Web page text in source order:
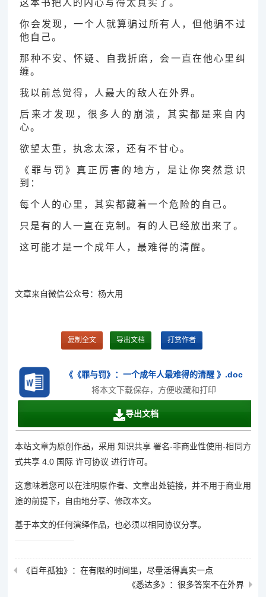
这本书把人的内心写得太真实了。
你会发现，一个人就算骗过所有人，但他骗不过
他自己。
那种不安、怀疑、自我折磨，会一直在他心里纠
缠。
我以前总觉得，人最大的敌人在外界。
后来才发现，很多人的崩溃，其实都是来自内
心。
欲望太重，执念太深，还有不甘心。
《罪与罚》真正厉害的地方，是让你突然意识
到：
每个人的心里，其实都藏着一个危险的自己。
只是有的人一直在克制。有的人已经放出来了。
这可能才是一个成年人，最难得的清醒。
文章来自微信公众号：杨大用
复制全文 导出文档 打赏作者
《《罪与罚》：一个成年人最难得的清醒 》.doc
将本文下载保存，方便收藏和打印
导出文档
本站文章为原创作品，采用 知识共享 署名-非商业性使用-相同方
式共享 4.0 国际 许可协议 进行许可。
这意味着您可以在注明原作者、文章出处链接，并不用于商业用
途的前提下，自由地分享、修改本文。
基于本文的任何演绎作品，也必须以相同协议分享。
《百年孤独》：在有限的时间里，尽量活得真实一点
《悉达多》：很多答案不在外界